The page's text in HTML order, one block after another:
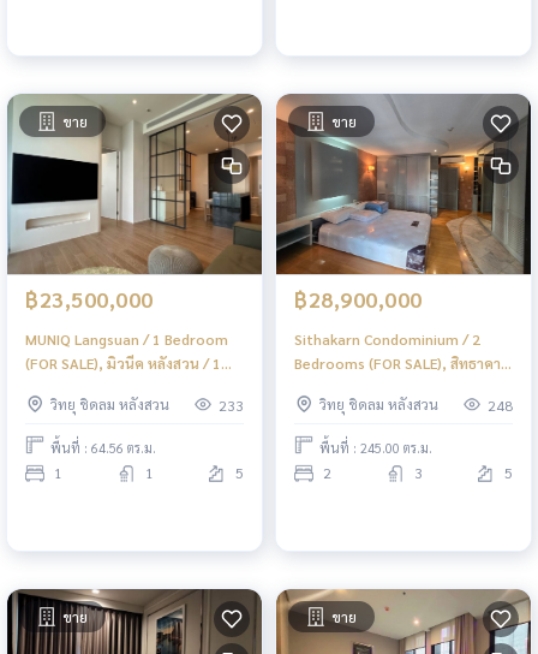
ขาย
฿23,500,000
MUNIQ Langsuan / 1 Bedroom
(FOR SALE), มิวนีค หลังสวน / 1
วิทยุ ชิดลม หลังสวน
233
พื้นที่ : 64.56 ตร.ม.
1 1 5
ขาย
฿28,900,000
Sithakarn Condominium / 2
Bedrooms (FOR SALE), สิทธาคาร
BJ033วิทยุ ชิดลม หลังสวน 248
พื้นที่ : 245.00 ตร.ม.
2 3 5
ขาย ขาย